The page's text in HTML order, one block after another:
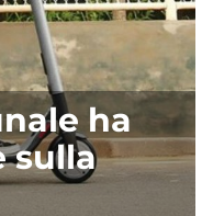
ha
sulla